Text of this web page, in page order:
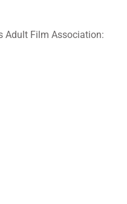
Adult Film Association: